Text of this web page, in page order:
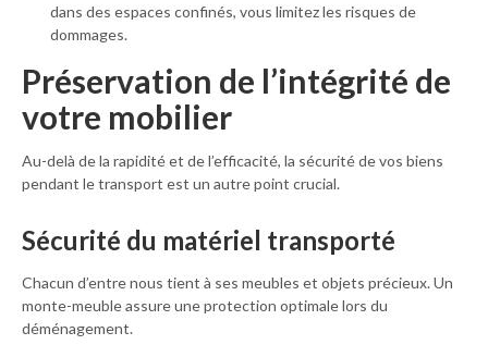
dans des espaces confinés, vous limitez les risques de
dommages.
Préservation de l’intégrité de
votre mobilier
Au-delà de la rapidité et de l’efficacité, la sécurité de vos biens
pendant le transport est un autre point crucial.
Sécurité du matériel transporté
Chacun d’entre nous tient à ses meubles et objets précieux. Un
monte-meuble assure une protection optimale lors du
déménagement.